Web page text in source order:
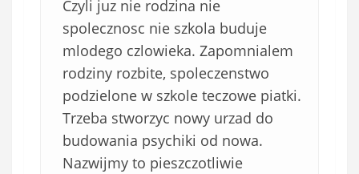
Czyli juz nie rodzina nie
spolecznosc nie szkola buduje
mlodego czlowieka. Zapomnialem
rodziny rozbite, spoleczenstwo
podzielone w szkole teczowe piatki.
Trzeba stworzyc nowy urzad do
budowania psychiki od nowa.
Nazwijmy to pieszczotliwie